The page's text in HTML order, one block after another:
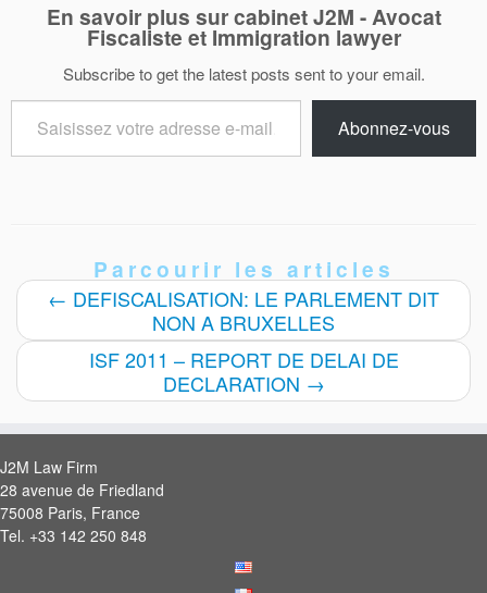
En savoir plus sur cabinet J2M - Avocat
Fiscaliste et Immigration lawyer
Subscribe to get the latest posts sent to your email.
votre
adresse
Abonnez-vous
Parcourir les articles
← DEFISCALISATION: LE PARLEMENT DIT
NON A BRUXELLES
ISF 2011 – REPORT DE DELAI DE
DECLARATION →
J2M Law Firm
28 avenue de Friedland
75008 Paris, France
Tel. +33 142 250 848